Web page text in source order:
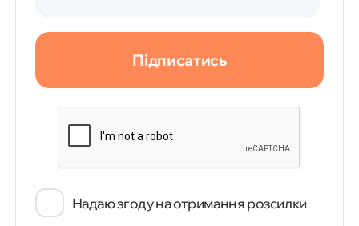
Підписатись
Надаю згоду на отримання розсилки